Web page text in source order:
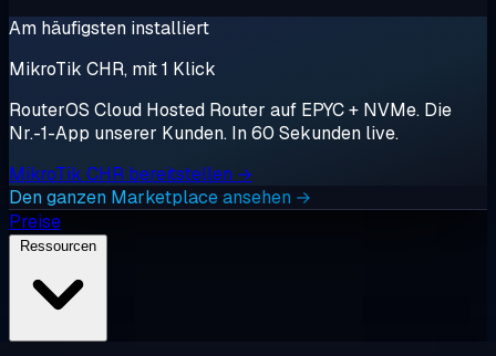
Am häufigsten installiert
MikroTik CHR, mit 1 Klick
RouterOS Cloud Hosted Router auf EPYC + NVMe. Die
Nr.-1-App unserer Kunden. In 60 Sekunden live.
MikroTik CHR bereitstellen →
Den ganzen Marketplace ansehen →
Preise